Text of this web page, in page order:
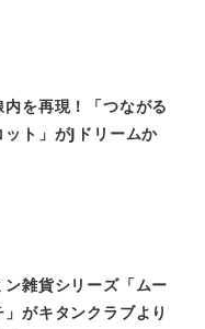
を再現！「つながる
ト」がJドリームか
雑貨シリーズ「ムー
がキタンクラブより